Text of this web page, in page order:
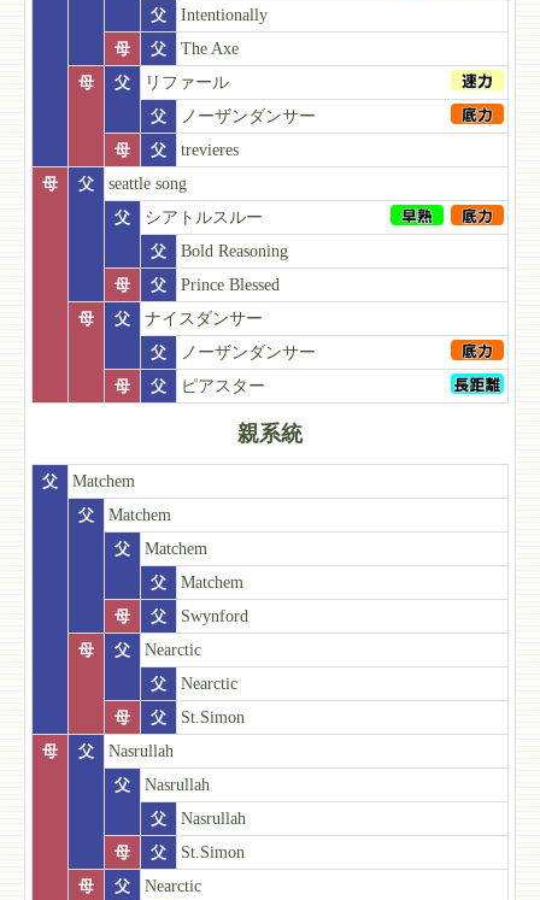
父
Intentionally
母
父
The Axe
母
父
リファール
父
ノーザンダンサー
母
父
trevieres
母
父
seattle song
父
シアトルスルー
父
Bold Reasoning
母
父
Prince Blessed
母
父
ナイスダンサー
父
ノーザンダンサー
母
父 ピアスター
親系統
父
Matchem
父
Matchem
父
Matchem
父
Matchem
母
父
Swynford
母
父
Nearctic
父
Nearctic
母
父
St.Simon
母
父
Nasrullah
父
Nasrullah
父
Nasrullah
母
父
St.Simon
母
父
Nearctic